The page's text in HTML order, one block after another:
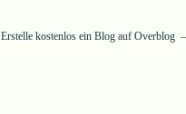
Erstelle kostenlos ein Blog auf Overblog